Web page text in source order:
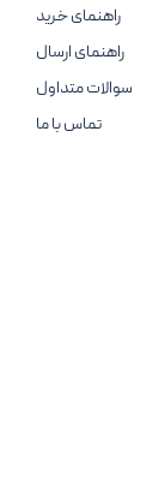
راهنمای خرید
راهنمای ارسال
سوالات متداول
تماس با ما